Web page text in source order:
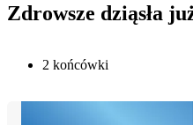
Zdrowsze dziąsła
2 końcówki